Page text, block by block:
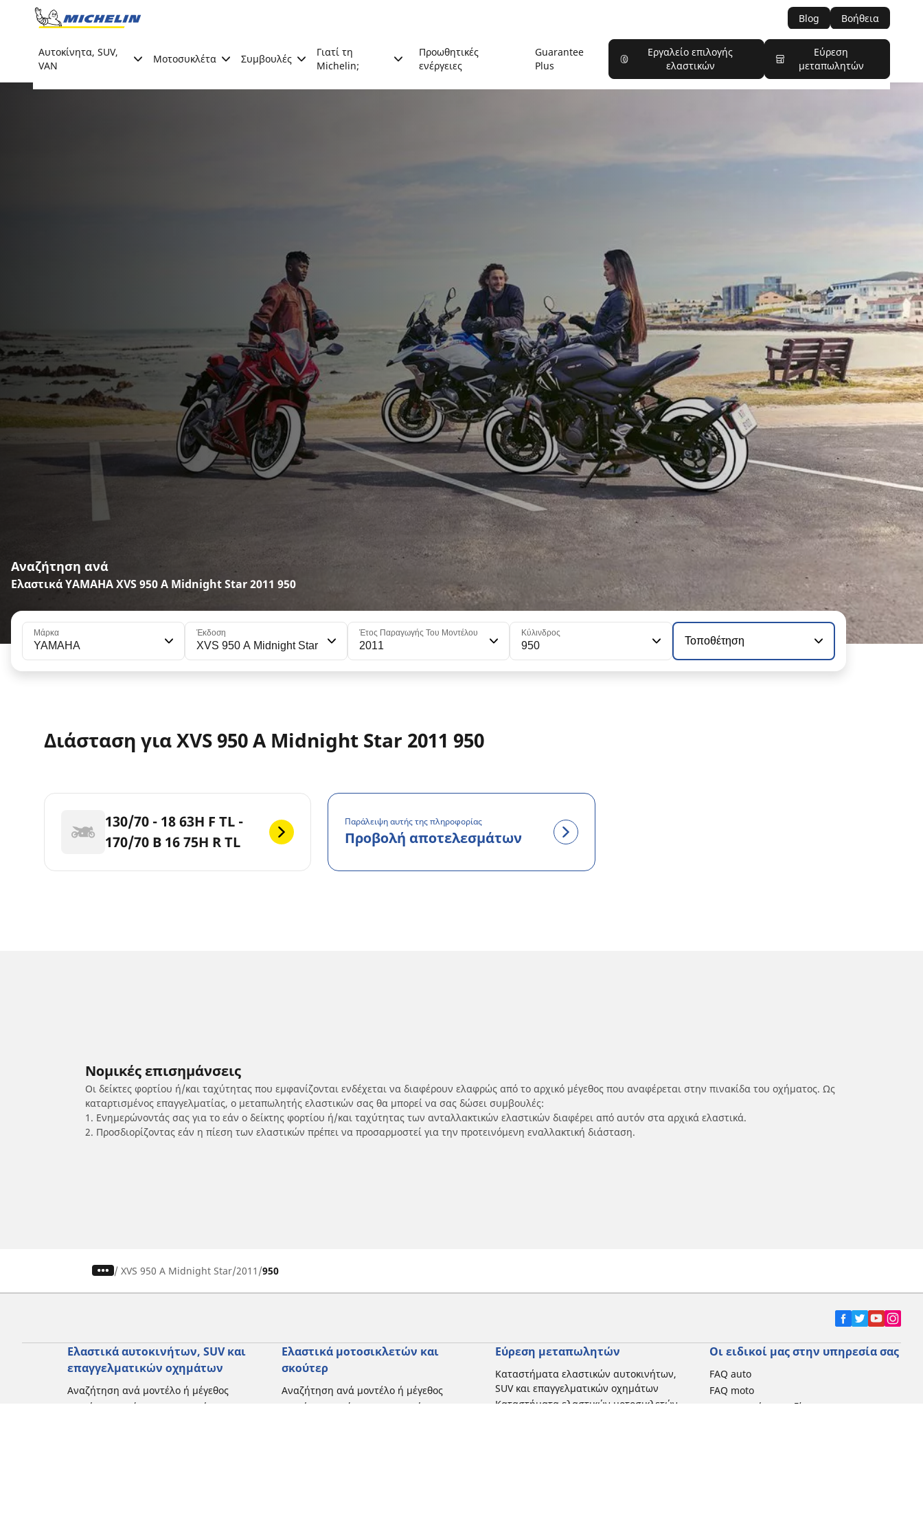
Go to page content
Blog Βοήθεια
Αυτοκίνητα, SUV,
VAN
Μοτοσυκλέτα Συμβουλές
Γιατί τη
Michelin;
Προωθητικές
ενέργειες
Guarantee
Plus
Εργαλείο επιλογής
ελαστικών
Εύρεση
μεταπωλητών
Αναζήτηση ανά
Ελαστικά YAMAHA XVS 950 A Midnight Star 2011 950
Μάρκα
YAMAHA
Έκδοση
XVS 950 A Midnight Star
Έτος Παραγωγής Του Μοντέλου
2011
Κύλινδρος
950 Τοποθέτηση
Διάσταση για XVS 950 A Midnight Star 2011 950
130/70 - 18 63H F TL -
170/70 B 16 75H R TL
Παράλειψη αυτής της πληροφορίας
Προβολή αποτελεσμάτων
Νομικές επισημάνσεις
Οι δείκτες φορτίου ή/και ταχύτητας που εμφανίζονται ενδέχεται να διαφέρουν ελαφρώς από το αρχικό μέγεθος που αναφέρεται στην πινακίδα του οχήματος. Ως
καταρτισμένος επαγγελματίας, ο μεταπωλητής ελαστικών σας θα μπορεί να σας δώσει συμβουλές:
1. Ενημερώνοντάς σας για το εάν ο δείκτης φορτίου ή/και ταχύτητας των ανταλλακτικών ελαστικών διαφέρει από αυτόν στα αρχικά ελαστικά.
2. Προσδιορίζοντας εάν η πίεση των ελαστικών πρέπει να προσαρμοστεί για την προτεινόμενη εναλλακτική διάσταση.
/ XVS 950 A Midnight Star 2011 950
Ελαστικά αυτοκινήτων, SUV και
επαγγελματικών οχημάτων
Αναζήτηση ανά μοντέλο ή μέγεθος
Περιήγηση ανά κατασκευαστή
Ελαστικά μοτοσικλετών και
σκούτερ
Αναζήτηση ανά μοντέλο ή μέγεθος
Περιήγηση ανά κατασκευαστή
Εύρεση μεταπωλητών
Καταστήματα ελαστικών αυτοκινήτων,
SUV και επαγγελματικών οχημάτων
Καταστήματα ελαστικών μοτοσικλετών
Οι ειδικοί μας στην υπηρεσία σας
FAQ auto
FAQ moto
Επικοινωνήστε μαζί μας